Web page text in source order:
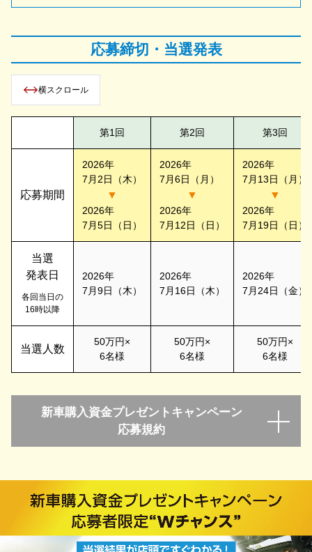
応募締切・当選発表
横スクロール
第1回 第2回 第3回
応募期間
2026年
7月2日（木）
▼
2026年
7月5日（日）
2026年
7月6日（月）
▼
2026年
7月12日（日）
2026年
7月13日（月）
▼
2026年
7月19日（日）
当選
発表日
各回当日の
16時以降
2026年
7月9日（木）
2026年
7月16日（木）
2026年
7月24日（金）
当選人数
50万円×
6名様
50万円×
6名様
50万円×
6名様
新車購入資金プレゼントキャンペーン
応募規約